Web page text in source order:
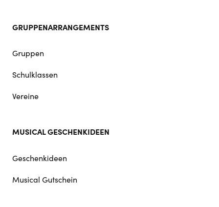
GRUPPENARRANGEMENTS
Gruppen
Schulklassen
Vereine
MUSICAL GESCHENKIDEEN
Geschenkideen
Musical Gutschein